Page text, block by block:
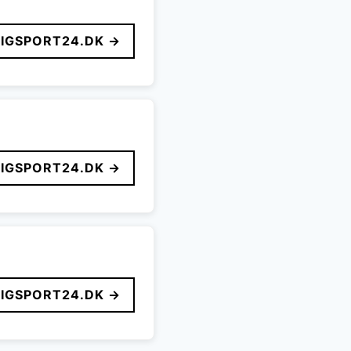
→
→
→